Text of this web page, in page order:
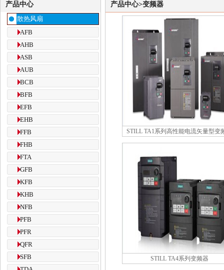
产品中心
散热风扇
AFB
AHB
ASB
AUB
BCB
BFB
EFB
EHB
FFB
FHB
FTA
GFB
KFB
KHB
NFB
PFB
PFR
QFR
SFB
产品中心>变频器
STILL TA1系列高性能电流矢量型变
STILL TA4系列变频器